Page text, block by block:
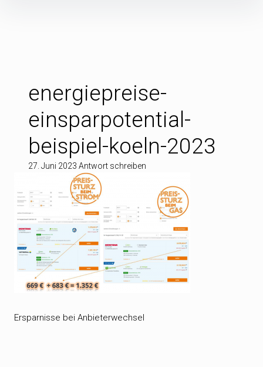
energiepreise-
einsparpotential-
beispiel-koeln-2023
27. Juni 2023 Antwort schreiben
Ersparnisse bei Anbieterwechsel